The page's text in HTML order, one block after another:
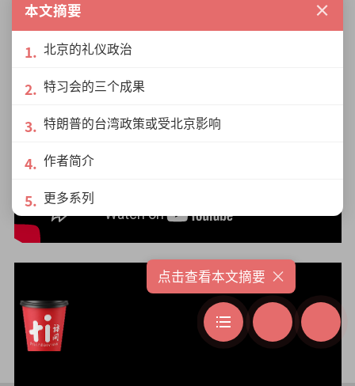
本文摘要 ×
北京的礼仪政治
特习会的三个成果
特朗普的台湾政策或受北京影响
作者简介
更多系列
点击查看本文摘要 ×